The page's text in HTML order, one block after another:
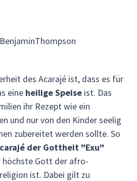
des Acarajé ist, dass es für
eine heilige Speise ist. Das
ihr Rezept wie ein
und nur von den Kinder seelig
zubereitet werden sollte. So
der Gottheit "Exu"
höchste Gott der afro-
ist. Dabei gilt zu